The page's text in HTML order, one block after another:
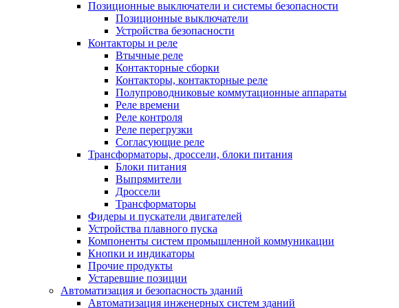
Позиционные выключатели и системы безопасности
Позиционные выключатели
Устройства безопасности
Контакторы и реле
Втычные реле
Контакторные сборки
Контакторы, контакторные реле
Полупроводниковые коммутационные аппараты
Реле времени
Реле контроля
Реле перегрузки
Согласующие реле
Трансформаторы, дроссели, блоки питания
Блоки питания
Выпрямители
Дроссели
Трансформаторы
Фидеры и пускатели двигателей
Устройства плавного пуска
Компоненты систем промышленной коммуникации
Кнопки и индикаторы
Прочие продукты
Устаревшие позиции
Автоматизация и безопасность зданий
Автоматизация инженерных систем зданий